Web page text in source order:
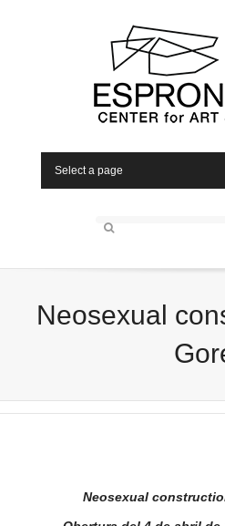
Select a page
Neosexual
Neosexual